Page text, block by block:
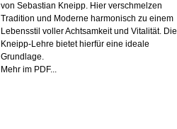
von Sebastian Kneipp. Hier verschmelzen
Tradition und Moderne harmonisch zu einem
Lebensstil voller Achtsamkeit und Vitalität. Die
Kneipp-Lehre bietet hierfür eine ideale
Grundlage.
Mehr im PDF...